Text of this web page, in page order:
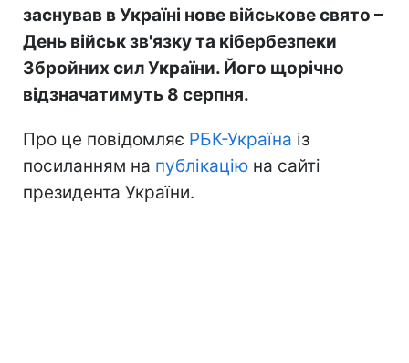
заснував в Україні нове військове свято –
День військ зв'язку та кібербезпеки
Збройних сил України. Його щорічно
відзначатимуть 8 серпня.
Про це повідомляє РБК-Україна із
посиланням на публікацію на сайті
президента України.